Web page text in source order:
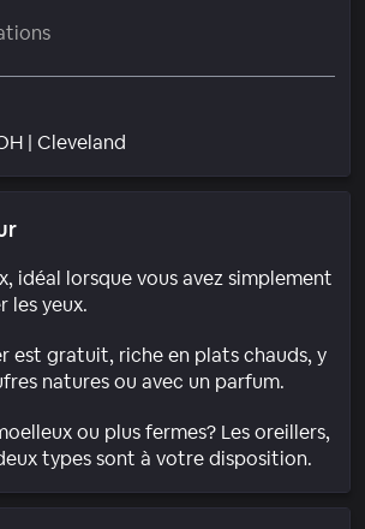
| Cleveland
idéal lorsque vous avez simplement
les yeux.
est gratuit, riche en plats chauds, y
natures ou avec un parfum.
ou plus fermes? Les oreillers,
types sont à votre disposition.